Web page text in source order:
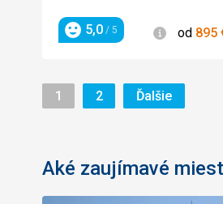
Hodnotenie
5,0 / 5 od 895
Stránka
1 Stránka
2 ĎalšieStránka
Aké zaujímavé